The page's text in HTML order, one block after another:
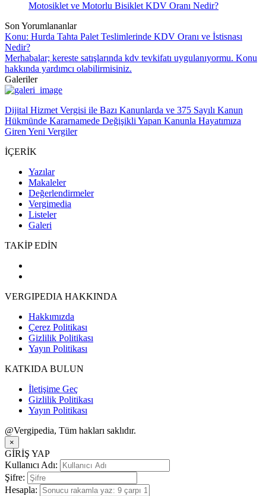
Motosiklet ve Motorlu Bisiklet KDV Oranı Nedir?
Son Yorumlananlar
Konu: Hurda Tahta Palet Teslimlerinde KDV Oranı ve İstisnası
Nedir?
Merhabalar; kereste satışlarında kdv tevkifatı uygulanıyormu. Konu
hakkında yardımcı olabilirmisiniz.
Galeriler
Dijital Hizmet Vergisi ile Bazı Kanunlarda ve 375 Sayılı Kanun
Hükmünde Kararnamede Değişikli Yapan Kanunla Hayatımıza
Giren Yeni Vergiler
İÇERİK
Yazılar
Makaleler
Değerlendirmeler
Vergimedia
Listeler
Galeri
TAKİP EDİN
VERGIPEDIA HAKKINDA
Hakkımızda
Çerez Politikası
Gizlilik Politikası
Yayın Politikası
KATKIDA BULUN
İletişime Geç
Gizlilik Politikası
Yayın Politikası
@Vergipedia, Tüm hakları saklıdır.
×
GİRİŞ YAP
Kullanıcı Adı:
Şifre:
Hesapla: